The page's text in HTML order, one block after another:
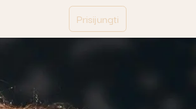
Prisijungti